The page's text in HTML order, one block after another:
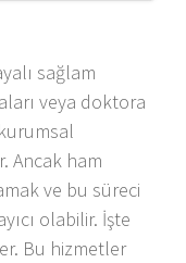
sağlam
veya doktora
Ancak ham
ve bu süreci
olabilir. İşte
Bu hizmetler